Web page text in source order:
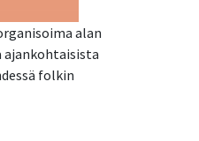
alan
ajankohtaisista
folkin